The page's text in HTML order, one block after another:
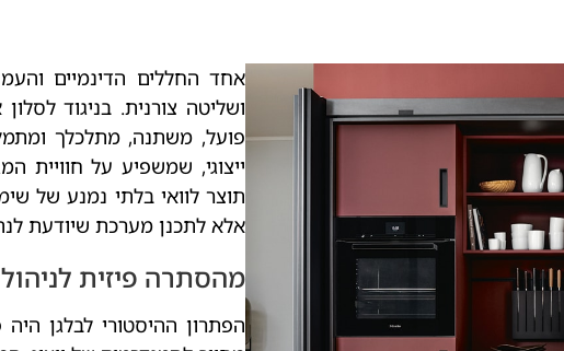
אחד החללים הדינמיים
ושליטה צורנית. בניגוד
פועל, משתנה, מתלכלך
ייצוגי, שמשפיע על חוויית
תוצר לוואי בלתי נמנע של
אלא לתכנן מערכת שיודעת
מהסתרה פיזית
הפתרון ההיסטורי לבלגן